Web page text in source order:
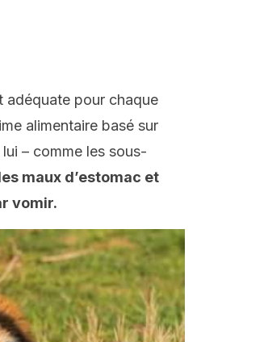
adéquate pour chaque
alimentaire basé sur
– comme les sous-
maux d’estomac et
vomir.